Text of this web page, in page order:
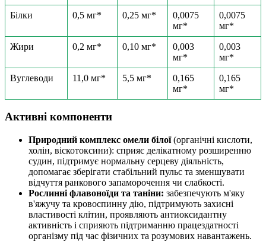
Білки 0,5 мг* 0,25 мг*
0,0075
мг*
0,0075
мг*
Жири 0,2 мг* 0,10 мг*
0,003
мг*
0,003
мг*
Вуглеводи 11,0 мг* 5,5 мг*
0,165
мг*
0,165
мг*
Активні компоненти
Природний комплекс омели білої(органічні кислоти,
холін, віскотоксини): сприяє делікатному розширенню
судин, підтримує нормальну серцеву діяльність,
допомагає зберігати стабільний пульс та зменшувати
відчуття ранкового запаморочення чи слабкості.
Рослинні флавоноїди та таніни: забезпечують м'яку
в'яжучу та кровоспинну дію, підтримують захисні
властивості клітин, проявляють антиоксидантну
активність і сприяють підтриманню працездатності
організму під час фізичних та розумових навантажень.